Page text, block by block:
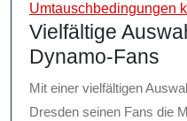
Umtauschbedingungen
Vielfältige
Dynamo-Fans
Mit einer vielfältigen
Dresden seinen Fans die